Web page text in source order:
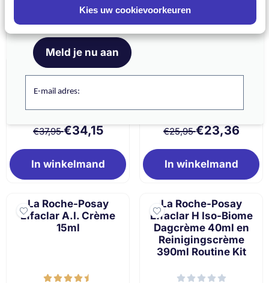
Kies uw cookievoorkeuren
Meld je aan voor onze nieuwsbrief
Meld je nu aan
E-mail adres:
In winkelmand In winkelmand
La Roche-Posay
Effaclar A.Z. Gel-
Crème 40ml
Van 37,95 voor 34,15
€37,95€34,15
In winkelmand
Effaclar Mat Dagcrème
Van 25,95 voor
€25,95€23,36
In winkelmand
La Roche-Posay
Effaclar A.I. Crème
15ml
La Roche-Posay
Effaclar H Iso-Biome
Dagcrème 40ml en
Reinigingscrème
390ml Routine Kit